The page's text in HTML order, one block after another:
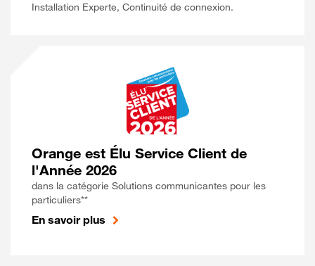
Installation Experte, Continuité de connexion.
Orange est Élu Service Client de
l'Année 2026
dans la catégorie Solutions communicantes pour les
particuliers**
En savoir plus